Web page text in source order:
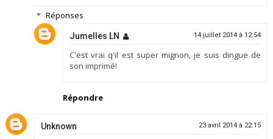
Réponses
Jumelles LN 14 juillet 2014 à 12:54
C'est vrai q'il est super mignon, je suis dingue de
son imprimé!
Répondre
Unknown 23 avril 2014 à 22:15